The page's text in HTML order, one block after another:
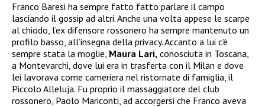
Franco Baresi ha sempre fatto fatto parlare il campo
lasciando il gossip ad altri. Anche una volta appese le scarpe
al chiodo, l’ex difensore rossonero ha sempre mantenuto un
profilo basso, all’insegna della privacy. Accanto a lui c’è
sempre stata la moglie, Maura Lari, conosciuta in Toscana,
a Montevarchi, dove lui era in trasferta con il Milan e dove
lei lavorava come cameriera nel ristornate di famiglia, il
Piccolo Alleluja. Fu proprio il massaggiatore del club
rossonero, Paolo Mariconti, ad accorgersi che Franco aveva